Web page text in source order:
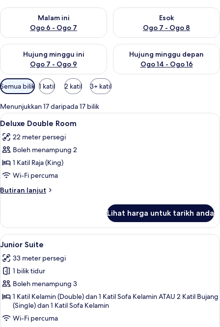
Malam ini
Ogo 6 - Ogo 7
Semak ketersediaan untuk malam ini Ogo 6 - Ogo 7
Esok
Ogo 7 - Ogo 8
Semak ketersediaan untuk
Hujung minggu ini
Ogo 7 - Ogo 9
Semak ketersediaan untuk hujung minggu ini Ogo 7 - Ogo 9
Hujung minggu depan
Ogo 14 - Ogo 16
Semak ketersediaan untuk
Penapis
yang
tersedia
untuk
bilik
Semua bilik 1 katil 2 katil 3+ katil
Menunjukkan 17 daripada 17 bilik
Lihat
semua
foto
untuk
Deluxe
Double
Room
Peralatan tempat tidur premium, bar
4
Deluxe Double Room
22 meter persegi
Boleh menampung 2
1 Katil Raja (King)
Wi-Fi percuma
Butiran lanjut
Butiran
Double
Room
Lihat harga untuk tarikh anda
Lihat
semua
foto
untuk
Junior
Suite
Peralatan tempat tidur premium, bar
6
Junior Suite
33 meter persegi
1 bilik tidur
Boleh menampung 3
1 Katil Kelamin (Double) dan 1 Katil Sofa Kelamin ATAU 2 Katil Bujang
(Single) dan 1 Katil Sofa Kelamin
Wi-Fi percuma